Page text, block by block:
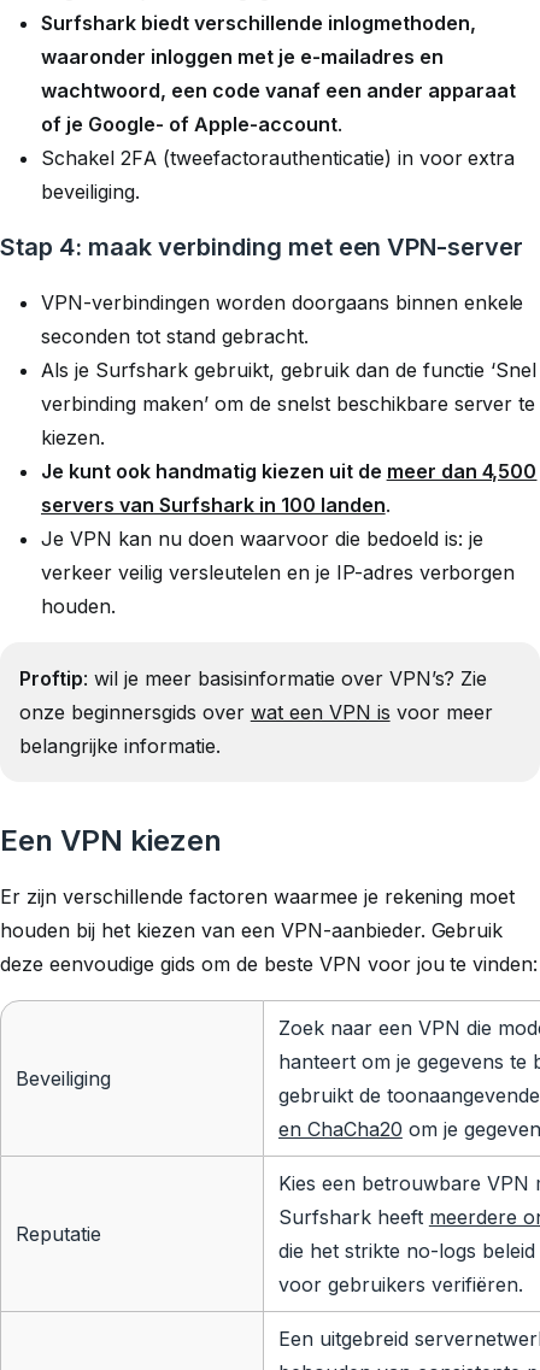
Surfshark biedt verschillende inlogmethoden,
waaronder inloggen met je e-mailadres en
wachtwoord, een code vanaf een ander apparaat
of je Google- of Apple-account.
Schakel 2FA (tweefactorauthenticatie) in voor extra
beveiliging.
Stap 4: maak verbinding met een VPN-server
VPN-verbindingen worden doorgaans binnen enkele
seconden tot stand gebracht.
Als je Surfshark gebruikt, gebruik dan de functie ‘Snel
verbinding maken’ om de snelst beschikbare server te
kiezen.
Je kunt ook handmatig kiezen uit de meer dan 4,500
servers van Surfshark in 100 landen.
Je VPN kan nu doen waarvoor die bedoeld is: je
verkeer veilig versleutelen en je IP-adres verborgen
houden.
Proftip: wil je meer basisinformatie over VPN’s? Zie
onze beginnersgids over wat een VPN is voor meer
belangrijke informatie.
Een VPN kiezen
Er zijn verschillende factoren waarmee je rekening moet
houden bij het kiezen van een VPN-aanbieder. Gebruik
deze eenvoudige gids om de beste VPN voor jou te vinden:
Beveiliging
Zoek naar een VPN die
hanteert om je gegevens te
gebruikt de
en ChaCha20 om je
Reputatie
Kies een betrouwbare VPN
Surfshark heeft meerdere
die het strikte no-logs
voor gebruikers verifiëren.
Een uitgebreid